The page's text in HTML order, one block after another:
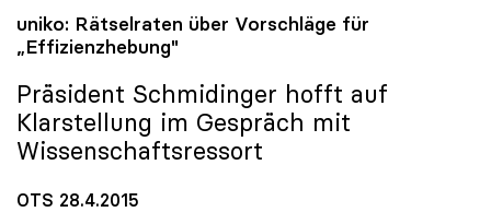
uniko: Rätselraten über Vorschläge für
„Effizienzhebung"
Präsident Schmidinger hofft auf
Klarstellung im Gespräch mit
Wissenschaftsressort
OTS 28.4.2015